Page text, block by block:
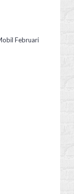
Februari